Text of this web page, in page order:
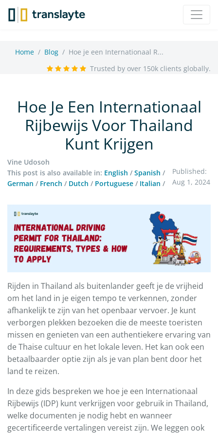
Home Blog
Hoe je een Internationaal R...
Trusted by over 150k clients globally.
Hoe Je Een Internationaal
Rijbewijs Voor Thailand
Kunt Krijgen
Vine Udosoh
This post is also available in: English / Spanish /
German / French / Dutch / Portuguese / Italian /
Published:
Aug 1, 2024
Rijden in Thailand als buitenlander geeft je de vrijheid
om het land in je eigen tempo te verkennen, zonder
afhankelijk te zijn van het openbaar vervoer. Je kunt
verborgen plekken bezoeken die de meeste toeristen
missen en genieten van een authentiekere ervaring van
de Thaise cultuur en het lokale leven. Het kan ook een
betaalbaarder optie zijn als je van plan bent door het
land te reizen.
In deze gids bespreken we hoe je een Internationaal
Rijbewijs (IDP) kunt verkrijgen voor gebruik in Thailand,
welke documenten je nodig hebt en wanneer
gecertificeerde vertalingen vereist zijn. We leggen ook